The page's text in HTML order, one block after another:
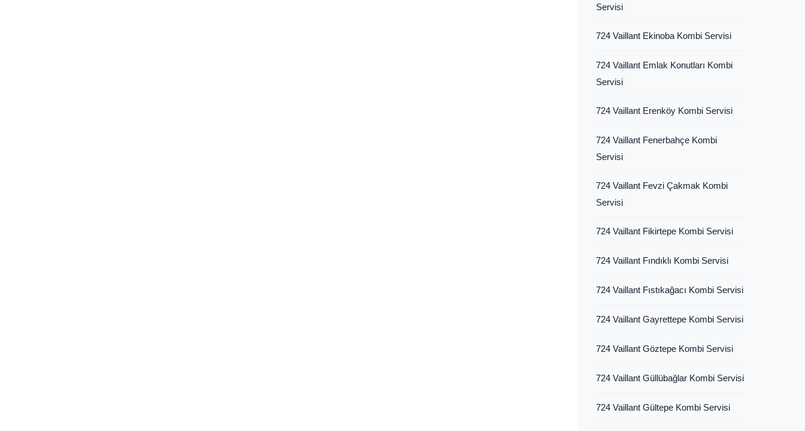
Servisi
724 Vaillant Ekinoba Kombi Servisi
724 Vaillant Emlak Konutları Kombi
Servisi
724 Vaillant Erenköy Kombi Servisi
724 Vaillant Fenerbahçe Kombi
Servisi
724 Vaillant Fevzi Çakmak Kombi
Servisi
724 Vaillant Fikirtepe Kombi Servisi
724 Vaillant Fındıklı Kombi Servisi
724 Vaillant Fıstıkağacı Kombi Servisi
724 Vaillant Gayrettepe Kombi Servisi
724 Vaillant Göztepe Kombi Servisi
724 Vaillant Güllübağlar Kombi Servisi
724 Vaillant Gültepe Kombi Servisi